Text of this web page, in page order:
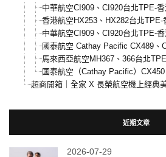
中華航空CI909、CI920台北TPE-
香港航空HX253、HX282台北
中華航空CI909、CI920台北TPE-
國泰航空 Cathay Pacific CX489、
馬來西亞航空MH367、366台北
國泰航空（Cathay Pacific）
超商開箱｜全家 X 長榮航空機上經典
近期文章
2026-07-29